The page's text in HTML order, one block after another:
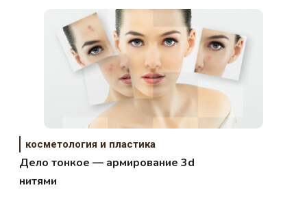
косметология и пластика
Дело тонкое — армирование 3d
нитями